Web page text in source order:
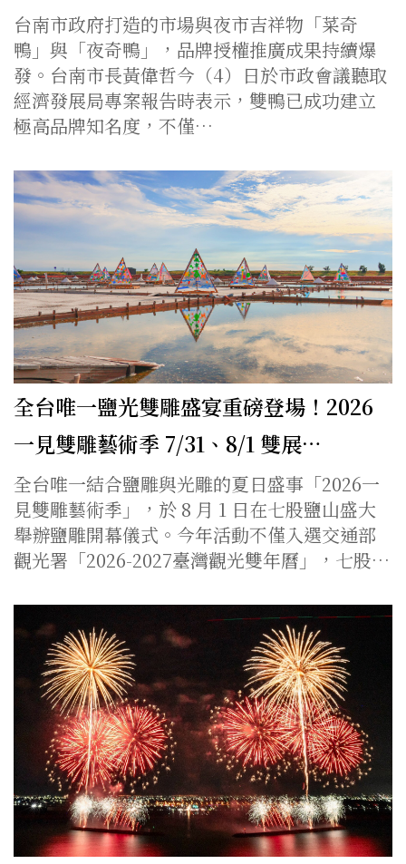
台南市政府打造的市場與夜市吉祥物「菜奇
鴨」與「夜奇鴨」，品牌授權推廣成果持續爆
發。台南市長黃偉哲今（4）日於市政會議聽取
經濟發展局專案報告時表示，雙鴨已成功建立
極高品牌知名度，不僅…
全台唯一鹽光雙雕盛宴重磅登場！2026
一見雙雕藝術季 7/31、8/1 雙展…
全台唯一結合鹽雕與光雕的夏日盛事「2026一
見雙雕藝術季」，於 8 月 1 日在七股鹽山盛大
舉辦鹽雕開幕儀式。今年活動不僅入選交通部
觀光署「2026-2027臺灣觀光雙年曆」，七股…